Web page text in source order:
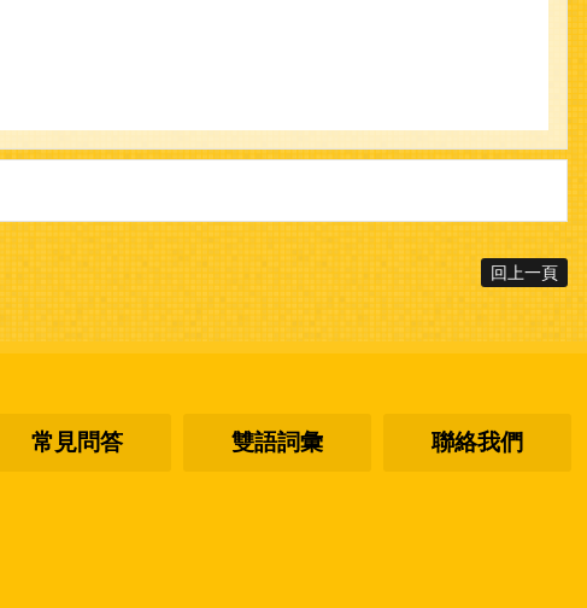
回上一頁
常見問答 雙語詞彙 聯絡我們